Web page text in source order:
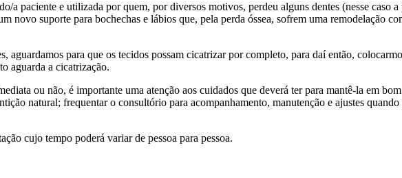
a paciente e utilizada por quem, por diversos motivos, perdeu alguns dentes (nesse caso
novo suporte para bochechas e lábios que, pela perda óssea, sofrem uma remodelação
aguardamos para que os tecidos possam cicatrizar por completo, para daí então,
aguarda a cicatrização.
ou não, é importante uma atenção aos cuidados que deverá ter para mantê-la em
natural; frequentar o consultório para acompanhamento, manutenção e ajustes
cujo tempo poderá variar de pessoa para pessoa.